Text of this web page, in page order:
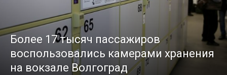
Более 17 тысяч пассажиров
воспользовались камерами хранения
на вокзале Волгоград